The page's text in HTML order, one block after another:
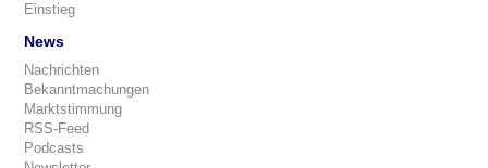
Einstieg
News
Nachrichten
Bekanntmachungen
Marktstimmung
RSS-Feed
Podcasts